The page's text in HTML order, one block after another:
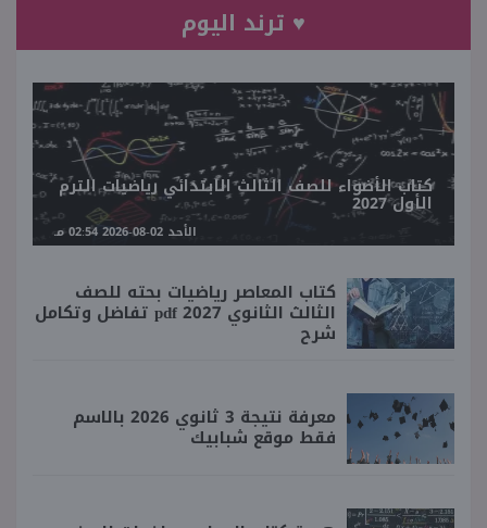
♥ ترند اليوم
كتاب الأضواء للصف الثالث الابتدائي رياضيات الترم
الأول 2027
الأحد 02-08-2026 02:54 مـ
كتاب المعاصر رياضيات بحته للصف
الثالث الثانوي 2027 pdf تفاضل وتكامل
شرح
معرفة نتيجة 3 ثانوي 2026 بالاسم
فقط موقع شبابيك